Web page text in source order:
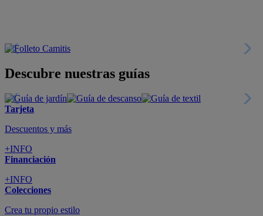
Descubre nuestras guías
Tarjeta
Descuentos y más
+INFO
Financiación
+INFO
Colecciones
Crea tu propio estilo